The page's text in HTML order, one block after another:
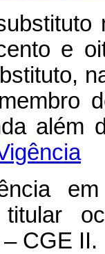
e
CGE II.